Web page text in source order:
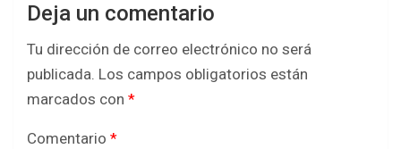
Deja un comentario
Tu dirección de correo electrónico no será
publicada. Los campos obligatorios están
marcados con *
Comentario *